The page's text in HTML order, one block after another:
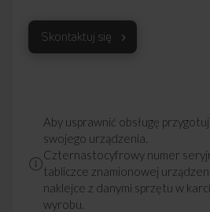
Skontaktuj się
Aby usprawnić obsługę
swojego urządzenia.
Czternastocyfrowy numer
tabliczce znamionowej
naklejce z danymi sprzętu w
wyrobu.